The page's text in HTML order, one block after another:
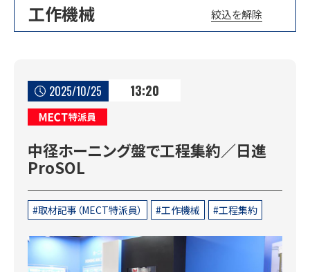
工作機械 絞込を解除
2025/10/25 13:20
MECT特派員
中径ホーニング盤で工程集約／日進
ProSOL
取材記事（MECT特派員） 工作機械 工程集約